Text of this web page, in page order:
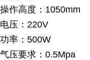
操作高度：1050mm
电压：220V
功率：500W
气压要求：0.5Mpa